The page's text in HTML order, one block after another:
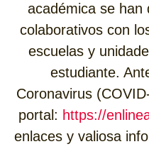
académica se han
colaborativos con
escuelas y
estudiante.
Coronavirus
portal: https://
enlaces y valiosa